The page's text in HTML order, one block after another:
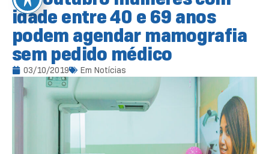
idade entre 40 e 69 anos
podem agendar mamografia
sem pedido médico
03/10/2019 Em Notícias